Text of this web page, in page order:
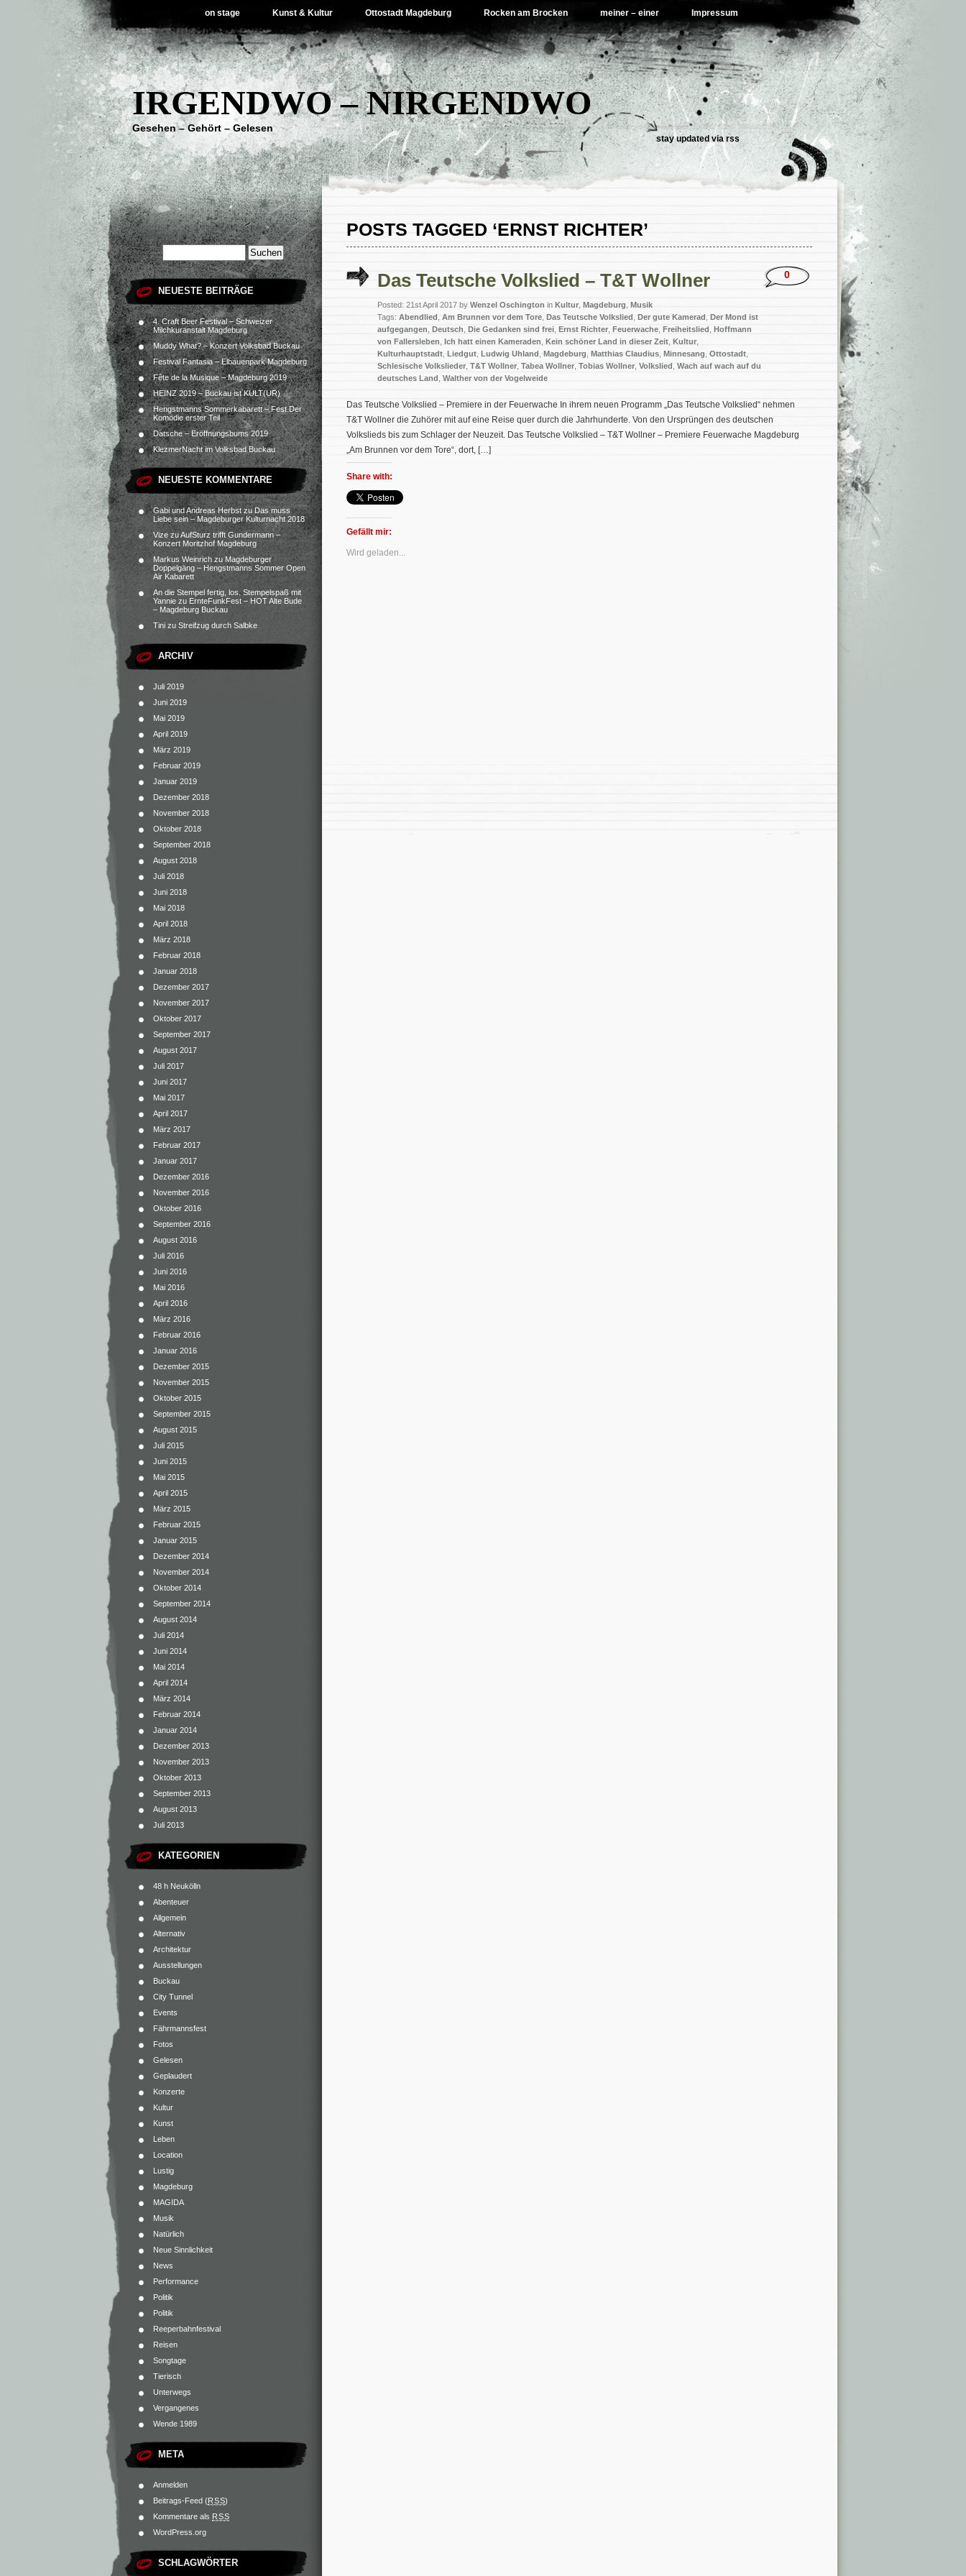
on stage Kunst & Kultur Ottostadt Magdeburg Rocken am Brocken meiner – einer Impressum
IRGENDWO – NIRGENDWO
Gesehen – Gehört – Gelesen
stay updated viarss
NEUESTE BEITRÄGE
4. Craft Beer Festival – Schweizer
Milchkuranstalt Magdeburg
Muddy What? – Konzert Volksbad Buckau
Festival Fantasia – Elbauenpark Magdeburg
Fête de la Musique – Magdeburg 2019
HEINZ 2019 – Buckau ist KULT(UR)
Hengstmanns Sommerkabarett – Fest.Der
Komödie erster Teil
Datsche – Eröffnungsbums 2019
KlezmerNacht im Volksbad Buckau
NEUESTE KOMMENTARE
Gabi und Andreas HerbstzuDas muss
Liebe sein – Magdeburger Kulturnacht 2018
Vize zuAufSturz trifft Gundermann –
Konzert Moritzhof Magdeburg
Markus Weinrich zu Magdeburger
Doppelgäng – Hengstmanns Sommer Open
Air Kabarett
An die Stempel fertig, los. Stempelspaß mit
Yannie zu ErnteFunkFest – HOT Alte Bude
– Magdeburg Buckau
Tini zu Streifzug durch Salbke
ARCHIV
Juli 2019
Juni 2019
Mai 2019
April 2019
März 2019
Februar 2019
Januar 2019
Dezember 2018
November 2018
Oktober 2018
September 2018
August 2018
Juli 2018
Juni 2018
Mai 2018
April 2018
März 2018
Februar 2018
Januar 2018
Dezember 2017
November 2017
Oktober 2017
September 2017
August 2017
Juli 2017
Juni 2017
Mai 2017
April 2017
März 2017
Februar 2017
Januar 2017
Dezember 2016
November 2016
Oktober 2016
September 2016
August 2016
Juli 2016
Juni 2016
Mai 2016
April 2016
März 2016
Februar 2016
Januar 2016
Dezember 2015
November 2015
Oktober 2015
September 2015
August 2015
Juli 2015
Juni 2015
Mai 2015
April 2015
März 2015
Februar 2015
Januar 2015
Dezember 2014
November 2014
Oktober 2014
September 2014
August 2014
Juli 2014
Juni 2014
Mai 2014
April 2014
März 2014
Februar 2014
Januar 2014
Dezember 2013
November 2013
Oktober 2013
September 2013
August 2013
Juli 2013
KATEGORIEN
48 h Neukölln
Abenteuer
Allgemein
Alternativ
Architektur
Ausstellungen
Buckau
City Tunnel
Events
Fährmannsfest
Fotos
Gelesen
Geplaudert
Konzerte
Kultur
Kunst
Leben
Location
Lustig
Magdeburg
MAGIDA
Musik
Natürlich
Neue Sinnlichkeit
News
Performance
Politik
Politik
Reeperbahnfestival
Reisen
Songtage
Tierisch
Unterwegs
Vergangenes
Wende 1989
META
Anmelden
Beitrags-Feed (RSS)
Kommentare als RSS
WordPress.org
SCHLAGWÖRTER
POSTS TAGGED ‘ERNST RICHTER’
Das Teutsche Volkslied – T&T Wollner
Posted: 21st April 2017 by Wenzel Oschington in Kultur Magdeburg Musik
Tags: Abendlied Am Brunnen vor dem Tore Das Teutsche Volkslied Der gute Kamerad Der Mond ist
aufgegangen Deutsch Die Gedanken sind frei Ernst Richter Feuerwache Freiheitslied Hoffmann
von Fallersleben Ich hatt einen Kameraden Kein schöner Land in dieser Zeit Kultur
Kulturhauptstadt Liedgut Ludwig Uhland Magdeburg Matthias Claudius Minnesang Ottostadt
Schlesische Volkslieder T&T Wollner Tabea Wollner Tobias Wollner Volkslied Wach auf wach auf du
deutsches Land Walther von der Vogelweide
0
Das Teutsche Volkslied – Premiere in der Feuerwache In ihrem neuen Programm „Das Teutsche Volkslied“ nehmen
T&T Wollner die Zuhörer mit auf eine Reise quer durch die Jahrhunderte. Von den Ursprüngen des deutschen
Volkslieds bis zum Schlager der Neuzeit. Das Teutsche Volkslied – T&T Wollner – Premiere Feuerwache Magdeburg
„Am Brunnen vor dem Tore“, dort, […]
Share with:
Gefällt mir:
Wird geladen...